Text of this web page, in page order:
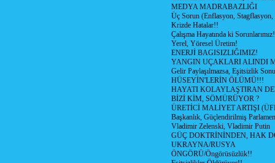
MEDYA MADRABAZLIĞI
Üç Sorun (Enflasyon, Stagflasyon,
Krizde Hatalar!!
Çalışma Hayatında ki
Yerel, Yöresel Üretim!
ENERJİ BAGISIZLIĞIMIZ!
YANGIN UÇAKLARI ALINDI
Gelir Paylaşılmazsa, Eşitsizlik
HÜSEYİN'LERİN ÖLÜMÜ!!!
HAYATI KOLAYLAŞTIRAN
BİZİ KİM, SÖMÜRÜYOR ?
ÜRETİCİ MALİYET ARTIŞI
Başkanlık, Güçlendirilmiş
Vladimir Zelenski, Vladimir Putin
GÜÇ DOKTRİNİNDEN, HAK
UKRAYNA/RUSYA
ÖNGÖRÜ/Öngörüsüzlük!!